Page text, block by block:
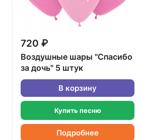
720 ₽
Воздушные шары "Спасибо
за дочь" 5 штук
В корзину
Купить песню
Подробнее